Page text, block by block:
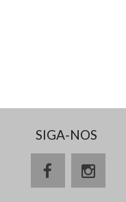
SIGA-NOS